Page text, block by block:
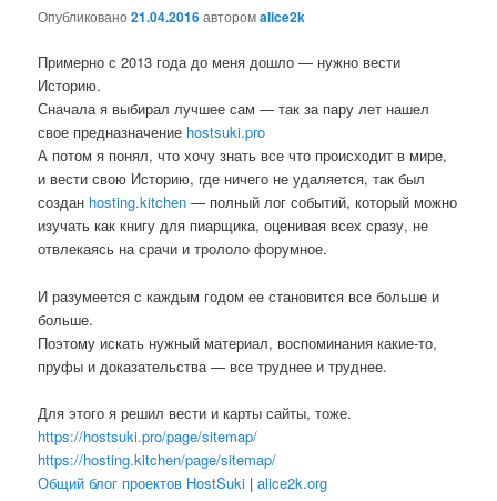
Опубликовано21.04.2016авторомalice2k
Примерно с 2013 года до меня дошло — нужно вести
Историю.
Сначала я выбирал лучшее сам — так за пару лет нашел
свое предназначение hostsuki.pro
А потом я понял, что хочу знать все что происходит в мире,
и вести свою Историю, где ничего не удаляется, так был
создан hosting.kitchen — полный лог событий, который можно
изучать как книгу для пиарщика, оценивая всех сразу, не
отвлекаясь на срачи и трололо форумное.
И разумеется с каждым годом ее становится все больше и
больше.
Поэтому искать нужный материал, воспоминания какие-то,
пруфы и доказательства — все труднее и труднее.
Для этого я решил вести и карты сайты, тоже.
https://hostsuki.pro/page/sitemap/
https://hosting.kitchen/page/sitemap/
Общий блог проектов HostSuki |alice2k.org